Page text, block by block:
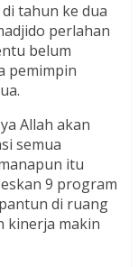
tahun ke dua
perlahan
belum
pemimpin
Allah akan
semua
itu
9 program
di ruang
kinerja makin